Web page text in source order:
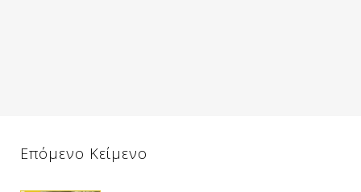
Επόμενο Κείμενο